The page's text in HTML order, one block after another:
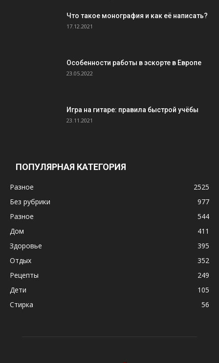
Что такое монография и как её написать?
17.12.2021
Особенности работы в эскорте в Европе
23.05.2022
Игра на гитаре: правила быстрой учёбы
23.11.2021
ПОПУЛЯРНАЯ КАТЕГОРИЯ
Разное
2525
Без рубрики
977
Разное
544
Дом
411
Здоровье
395
Отдых
352
Рецепты
249
Дети
105
Стирка
56